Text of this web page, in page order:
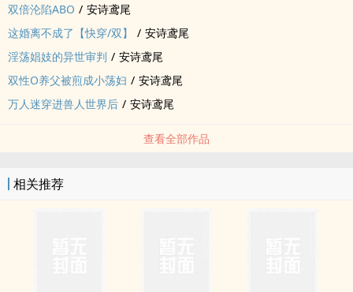
还装妹子和仨室友撩骚，没人理会，最后事情败露被室友们暴揍一
顿，伤还没养好就在末日刚降临那几天死在了医院里。
墨尘一来，主角没理会他，倒是另外两个舍友上了当，被识破后当天
就挨了一顿暴‌肏‌，两个‌‌嫩‌穴‎都肿兮兮，后来不仅在末世时觉醒了异
（1v2冷漠厌世攻、钢铁直男攻）
十多年后又窃取龙脉想化成龙，被成长起来的主角团们联合诛杀。
双倍沦陷ABO / 安诗鸢尾
这婚离不成了【快穿/双】
/ 安诗鸢尾
‎‎‍淫‍荡‌‌‍娼妓的异世审判 / 安诗鸢尾
双性O养父被煎成小‍‎‍荡‎‍‌妇‌ / 安诗鸢尾
万人迷穿进兽人世界后 / 安诗鸢尾
查看全部作品
相关推荐